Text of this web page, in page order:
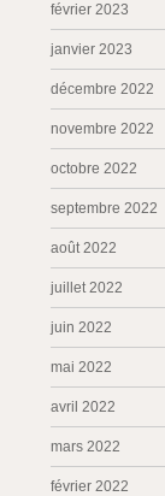
février 2023
janvier 2023
décembre 2022
novembre 2022
octobre 2022
septembre 2022
août 2022
juillet 2022
juin 2022
mai 2022
avril 2022
mars 2022
février 2022